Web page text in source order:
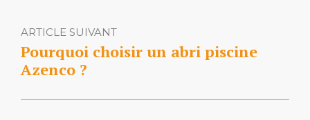
ARTICLE SUIVANT
Pourquoi choisir un abri piscine
Azenco ?